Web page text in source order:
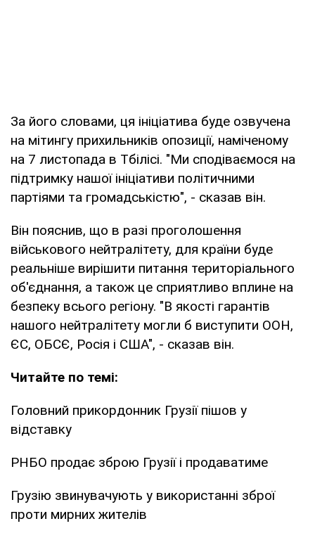
За його словами, ця ініціатива буде озвучена
на мітингу прихильників опозиції, наміченому
на 7 листопада в Тбілісі. "Ми сподіваємося на
підтримку нашої ініціативи політичними
партіями та громадськістю", - сказав він.
Він пояснив, що в разі проголошення
військового нейтралітету, для країни буде
реальніше вирішити питання територіального
об'єднання, а також це сприятливо вплине на
безпеку всього регіону. "В якості гарантів
нашого нейтралітету могли б виступити ООН,
ЄС, ОБСЄ, Росія і США", - сказав він.
Читайте по темі:
Головний прикордонник Грузії пішов у
відставку
РНБО продає зброю Грузії і продаватиме
Грузію звинувачують у використанні зброї
проти мирних жителів